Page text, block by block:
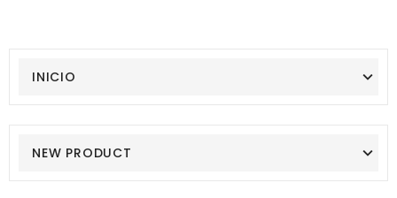
INICIO
NEW PRODUCT